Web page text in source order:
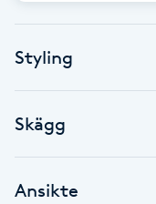
Blowout
Bottenfärg
Styling
Skägg
Ansikte